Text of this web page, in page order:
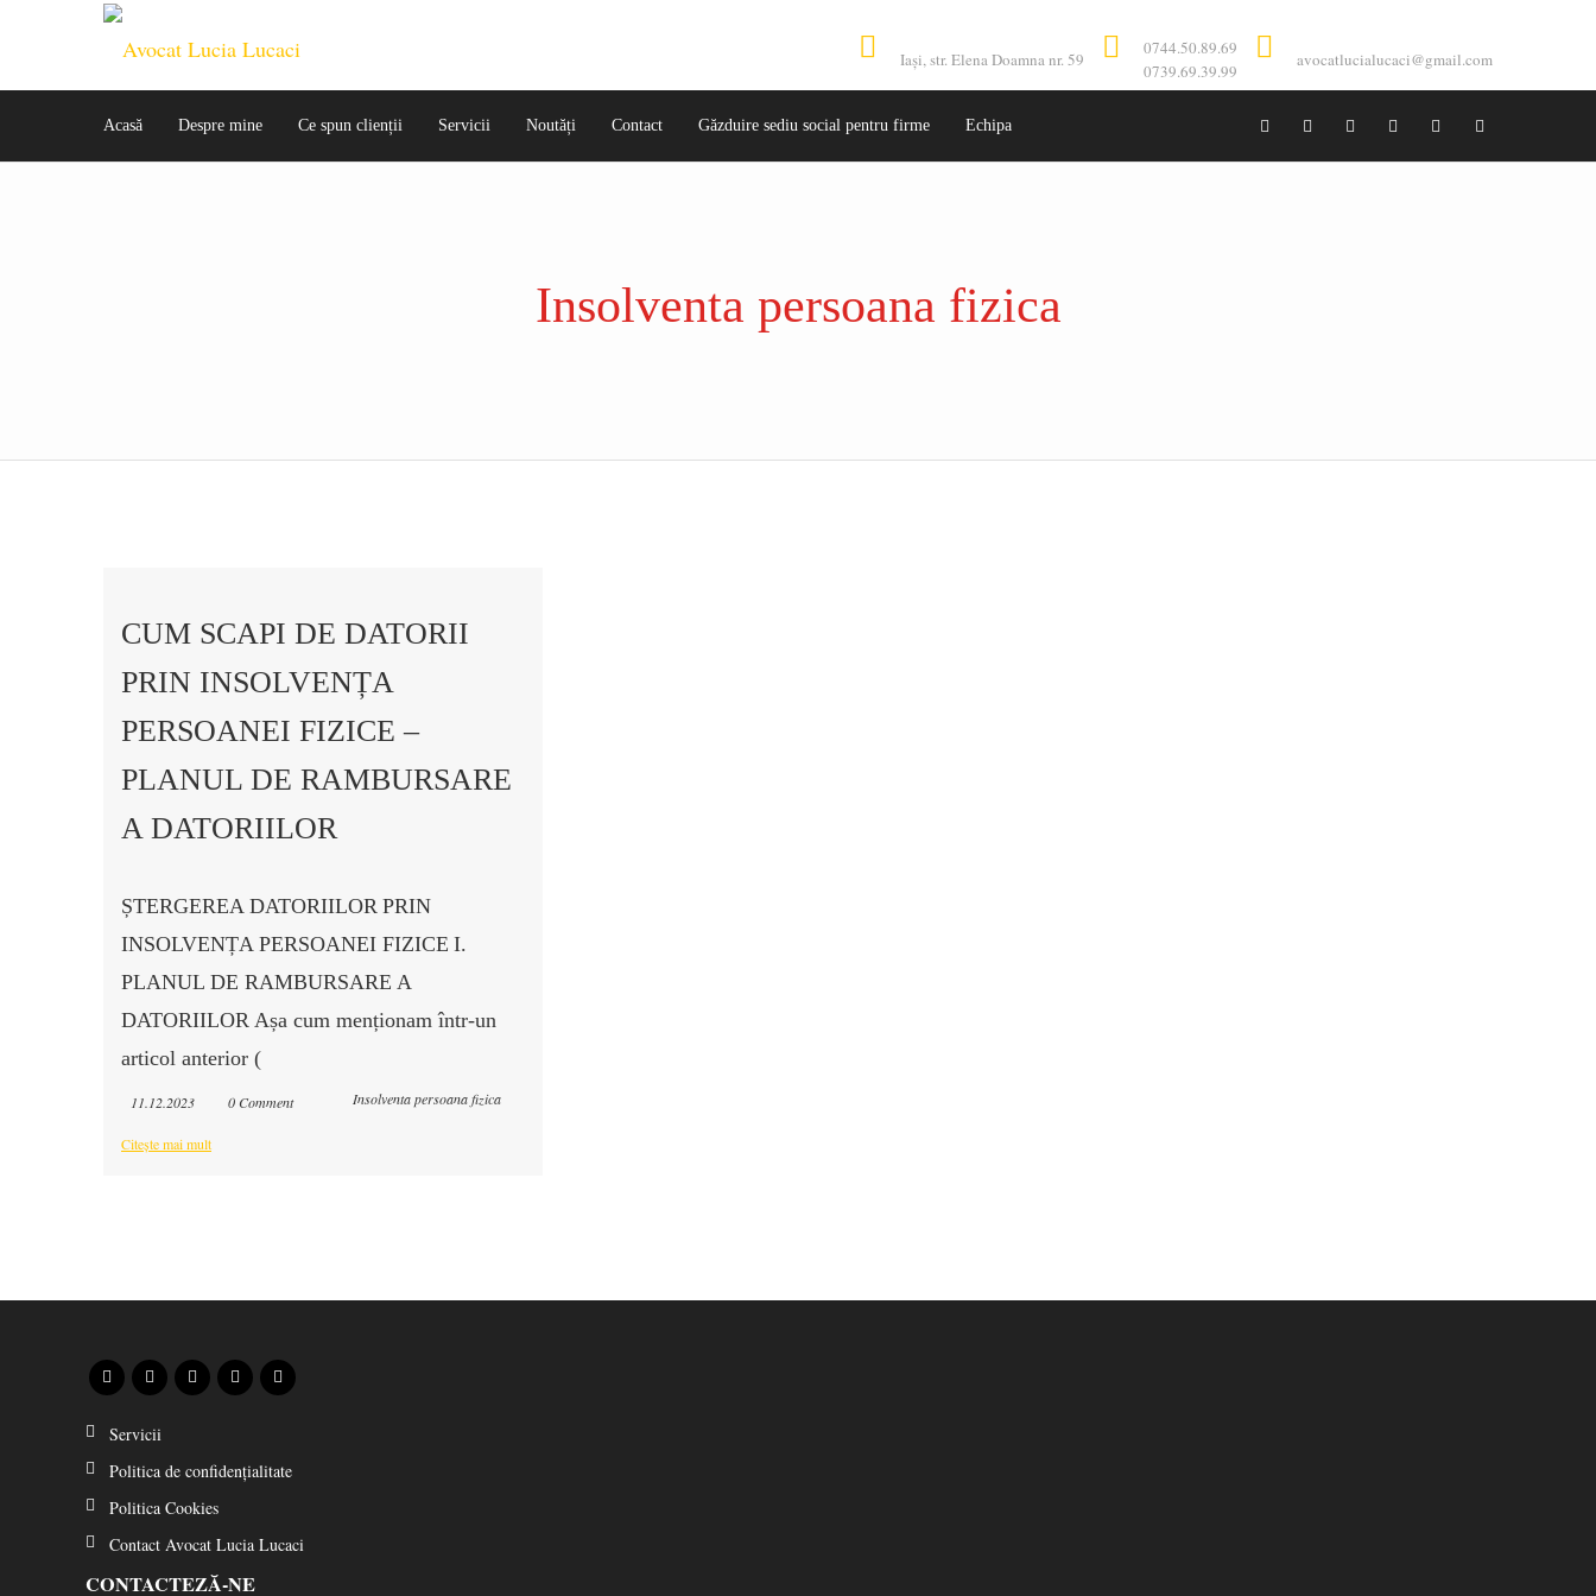
Iaşi, str. Elena Doamna nr. 59
0744.50.89.69
0739.69.39.99
avocatlucialucaci@gmail.com
Acasă Despre mine Ce spun clienții Servicii Noutăți Contact Găzduire sediu social pentru firme Echipa
Insolventa persoana fizica
CUM SCAPI DE DATORII
PRIN INSOLVENȚA
PERSOANEI FIZICE –
PLANUL DE RAMBURSARE
A DATORIILOR
ȘTERGEREA DATORIILOR PRIN
INSOLVENȚA PERSOANEI FIZICE I.
PLANUL DE RAMBURSARE A
DATORIILOR Așa cum menționam într-un
articol anterior (
11.12.2023 Insolventa persoana fizica
0 Comment
Citește mai mult
Servicii
Politica de confidențialitate
Politica Cookies
Contact Avocat Lucia Lucaci
CONTACTEZĂ-NE